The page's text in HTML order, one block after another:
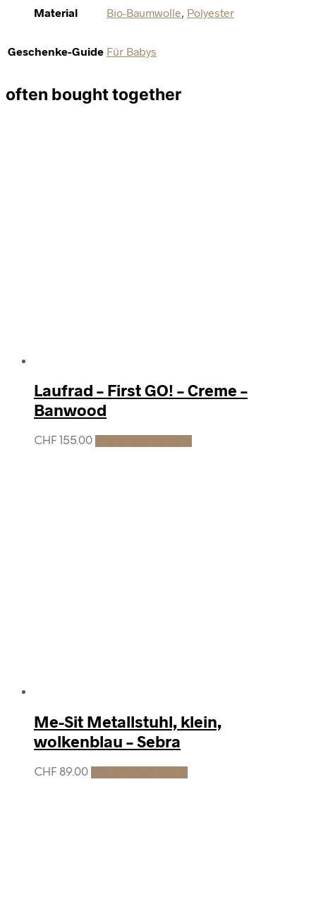
Material Bio-Baumwolle Polyester
Geschenke-Guide Für Babys
often bought together
Laufrad – First GO! – Creme –
Banwood
CHF 155.00
Me-Sit Metallstuhl, klein,
wolkenblau – Sebra
CHF 89.00